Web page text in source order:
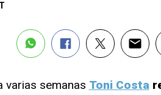
varias semanas Toni Costa